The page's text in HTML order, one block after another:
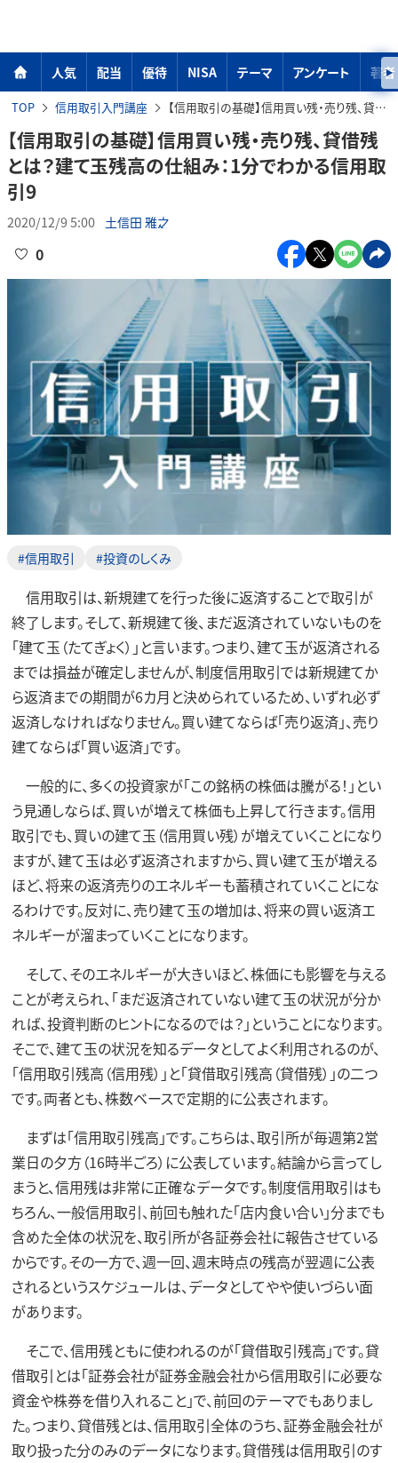
人気 配当 優待 NISA テーマ アンケート 著者
TOP 信用取引入門講座 【信用取引の基礎】信用買い残・売り残、貸借残とは？建て玉残高の仕組み：1分でわかる信用取引9
【信用取引の基礎】信用買い残・売り残、貸借残
とは？建て玉残高の仕組み：1分でわかる信用取
引9
2020/12/9 5:00 土信田 雅之
0
#信用取引 #投資のしくみ
信用取引は、新規建てを行った後に返済することで取引が
終了します。そして、新規建て後、まだ返済されていないものを
「建て玉（たてぎょく）」と言います。つまり、建て玉が返済される
までは損益が確定しませんが、制度信用取引では新規建てか
ら返済までの期間が6カ月と決められているため、いずれ必ず
返済しなければなりません。買い建てならば「売り返済」、売り
建てならば「買い返済」です。
一般的に、多くの投資家が「この銘柄の株価は騰がる！」とい
う見通しならば、買いが増えて株価も上昇して行きます。信用
取引でも、買いの建て玉（信用買い残）が増えていくことになり
ますが、建て玉は必ず返済されますから、買い建て玉が増える
ほど、将来の返済売りのエネルギーも蓄積されていくことにな
るわけです。反対に、売り建て玉の増加は、将来の買い返済エ
ネルギーが溜まっていくことになります。
そして、そのエネルギーが大きいほど、株価にも影響を与える
ことが考えられ、「まだ返済されていない建て玉の状況が分か
れば、投資判断のヒントになるのでは？」ということになります。
そこで、建て玉の状況を知るデータとしてよく利用されるのが、
「信用取引残高（信用残）」と「貸借取引残高（貸借残）」の二つ
です。両者とも、株数ベースで定期的に公表されます。
まずは「信用取引残高」です。こちらは、取引所が毎週第2営
業日の夕方（16時半ごろ）に公表しています。結論から言ってし
まうと、信用残は非常に正確なデータです。制度信用取引はも
ちろん、一般信用取引、前回も触れた「店内食い合い」分までも
含めた全体の状況を、取引所が各証券会社に報告させている
からです。その一方で、週一回、週末時点の残高が翌週に公表
されるというスケジュールは、データとしてやや使いづらい面
があります。
そこで、信用残ともに使われるのが「貸借取引残高」です。貸
借取引とは「証券会社が証券金融会社から信用取引に必要な
資金や株券を借り入れること」で、前回のテーマでもありまし
た。つまり、貸借残とは、信用取引全体のうち、証券金融会社が
取り扱った分のみのデータになります。貸借残は信用取引のす